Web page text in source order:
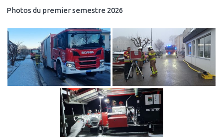
Photos du premier semestre 2026